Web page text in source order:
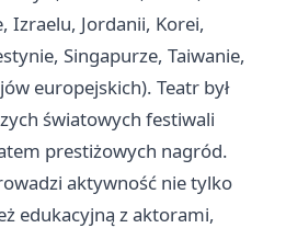
Izraelu, Jordanii, Korei,
Singapurze, Taiwanie,
europejskich). Teatr był
światowych festiwali
prestiżowych nagród.
aktywność nie tylko
edukacyjną z aktorami,